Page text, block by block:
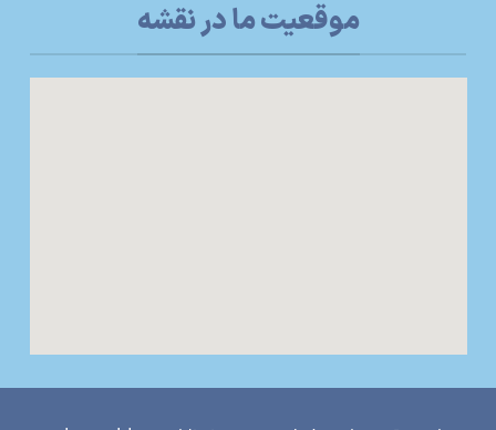
موقعیت ما در نقشه